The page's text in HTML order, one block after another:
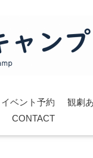
イベント予約
観劇
CONTACT